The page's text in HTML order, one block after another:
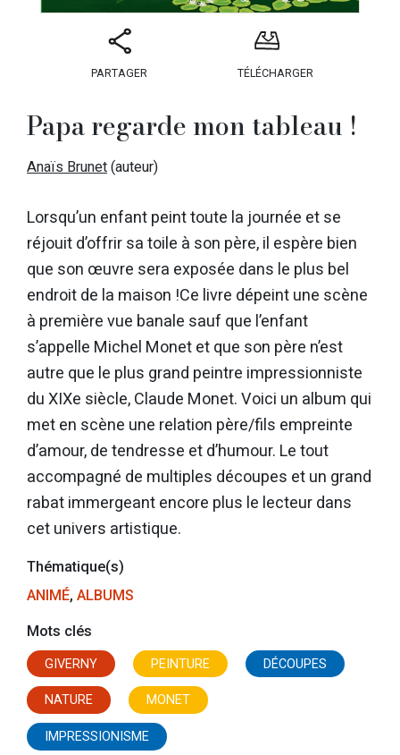
PARTAGER TÉLÉCHARGER
Papa regarde mon tableau !
Anaïs Brunet (auteur)
Lorsqu’un enfant peint toute la journée et se
réjouit d’offrir sa toile à son père, il espère bien
que son œuvre sera exposée dans le plus bel
endroit de la maison !Ce livre dépeint une scène
à première vue banale sauf que l’enfant
s’appelle Michel Monet et que son père n’est
autre que le plus grand peintre impressionniste
du XIXe siècle, Claude Monet. Voici un album qui
met en scène une relation père/fils empreinte
d’amour, de tendresse et d’humour. Le tout
accompagné de multiples découpes et un grand
rabat immergeant encore plus le lecteur dans
cet univers artistique.
Thématique(s)
ANIMÉ, ALBUMS
Mots clés
GIVERNY PEINTURE DÉCOUPES
NATURE MONET
IMPRESSIONISME